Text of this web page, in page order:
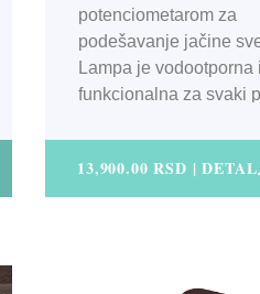
potenciometarom za
podešavanje jačine
Lampa je vodootporna i
funkcionalna za svaki
13,900.00 RSD |